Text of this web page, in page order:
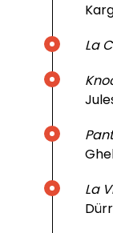
La
La